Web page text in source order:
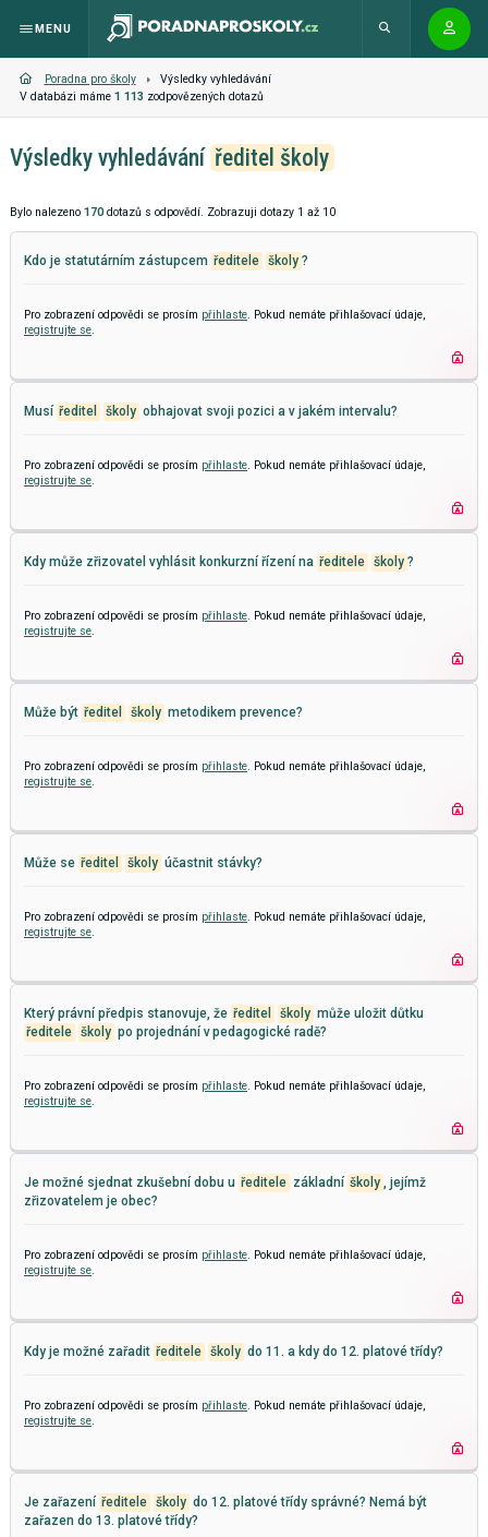
MENU
Poradna pro školy
Výsledky vyhledávání
V databázi máme 1 113 zodpovězených dotazů
Výsledky vyhledávání ředitel školy
Bylo nalezeno 170dotazů s odpovědí. Zobrazuji dotazy 1 až 10
Kdo je statutárním zástupcem ředitele školy ?
Pro zobrazení odpovědi se prosím přihlaste. Pokud nemáte přihlašovací údaje,
registrujte se.
Musí ředitel školy obhajovat svoji pozici a v jakém intervalu?
Pro zobrazení odpovědi se prosím přihlaste. Pokud nemáte přihlašovací údaje,
registrujte se.
Kdy může zřizovatel vyhlásit konkurzní řízení na ředitele školy ?
Pro zobrazení odpovědi se prosím přihlaste. Pokud nemáte přihlašovací údaje,
registrujte se.
Může být ředitel školy metodikem prevence?
Pro zobrazení odpovědi se prosím přihlaste. Pokud nemáte přihlašovací údaje,
registrujte se.
Může se ředitel školy účastnit stávky?
Pro zobrazení odpovědi se prosím přihlaste. Pokud nemáte přihlašovací údaje,
registrujte se.
Který právní předpis stanovuje, že ředitel školy může uložit důtku
ředitele školy po projednání v pedagogické radě?
Pro zobrazení odpovědi se prosím přihlaste. Pokud nemáte přihlašovací údaje,
registrujte se.
Je možné sjednat zkušební dobu u ředitele základní školy , jejímž
zřizovatelem je obec?
Pro zobrazení odpovědi se prosím přihlaste. Pokud nemáte přihlašovací údaje,
registrujte se.
Kdy je možné zařadit ředitele školy do 11. a kdy do 12. platové třídy?
Pro zobrazení odpovědi se prosím přihlaste. Pokud nemáte přihlašovací údaje,
registrujte se.
Je zařazení ředitele školy do 12. platové třídy správné? Nemá být
zařazen do 13. platové třídy?